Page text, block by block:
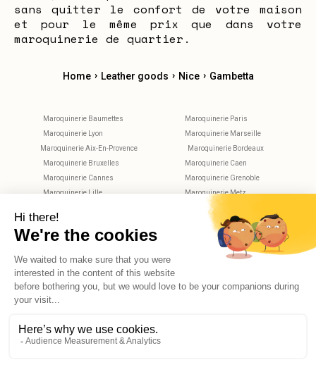
sans quitter le confort de votre maison
et pour le même prix que dans votre
maroquinerie de quartier.
Home › Leather goods › Nice › Gambetta
Maroquinerie Baumettes
Maroquinerie Paris
Maroquinerie Lyon
Maroquinerie Marseille
Maroquinerie Aix-En-Provence
Maroquinerie Bordeaux
Maroquinerie Bruxelles
Maroquinerie Caen
Maroquinerie Cannes
Maroquinerie Grenoble
Maroquinerie Lille
Maroquinerie Metz
Maroquinerie Nantes
Maroquinerie Nice
Maroquinerie Nimes
Maroquinerie Rennes
Maroquinerie Rouen
Maroquinerie Toulouse
Maroquinerie Tours
© 2026 Reekom. All Rights Reserved.
Hello, do you have any questions?